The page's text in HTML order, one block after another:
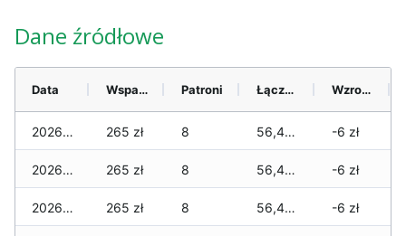
Dane źródłowe
Data Wsparcie Patroni Łącznie Wzrost (28 dni)
2026-08-09 265 zł 8 56,455 zł -6 zł
2026-08-08 265 zł 8 56,455 zł -6 zł
2026-08-07 265 zł 8 56,455 zł -6 zł